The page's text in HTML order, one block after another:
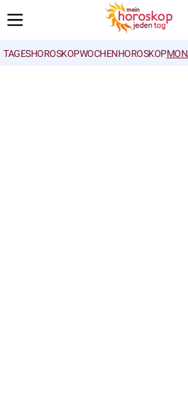
TAGESHOROSKOPWOCHENHOROSKOP